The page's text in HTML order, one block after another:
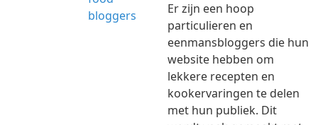
Er zijn een hoop
particulieren en
eenmansbloggers die hun
website hebben om
lekkere recepten en
kookervaringen te delen
met hun publiek. Dit